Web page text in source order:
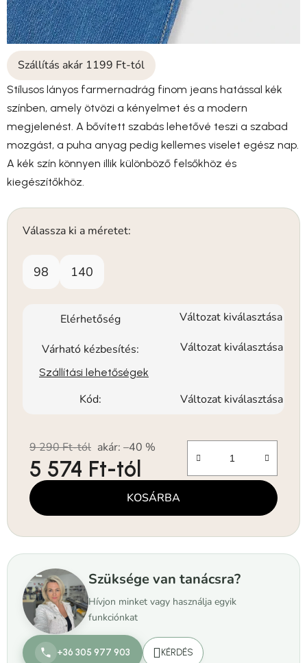
Szállítás akár 1199 Ft-tól
Stílusos lányos farmernadrág finom jeans hatással kék
színben, amely ötvözi a kényelmet és a modern
megjelenést. A bővített szabás lehetővé teszi a szabad
mozgást, a puha anyag pedig kellemes viselet egész nap.
A kék szín könnyen illik különböző felsőkhöz és
kiegészítőkhöz.
Válassza ki a méretet:
98 140
Elérhetőség Változat kiválasztása
Várható kézbesítés: Változat kiválasztása
Szállítási lehetőségek
Kód: Változat kiválasztása
9 290 Ft-tól akár: –40 %
5 574 Ft-tól
Egységár: KOSÁRBA
Szüksége van tanácsra?
Hívjon minket vagy használja egyik
funkciónkat
+36 305 977 903 KÉRDÉS